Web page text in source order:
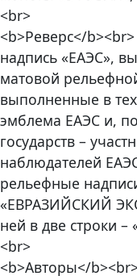
<br>
<b>Реверс</b><br>
надпись «ЕАЭС»,
матовой
выполненные в
эмблема ЕАЭС и,
государств –
наблюдателей
рельефные
«ЕВРАЗИЙСКИЙ
ней в две строки –
<br>
<b>Авторы</b><br>